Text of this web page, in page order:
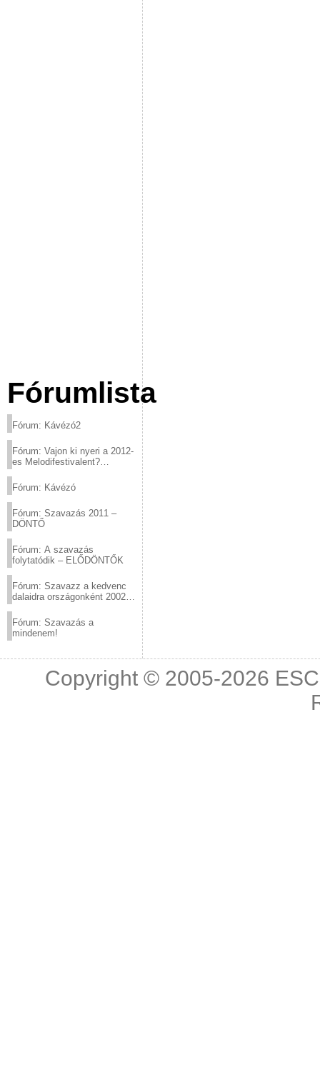
Fórumlista
Fórum: Kávézó2
Fórum: Vajon ki nyeri a 2012-
es Melodifestivalent?
Fórum: Kávézó
Fórum: Szavazás 2011 –
DÖNTŐ
Fórum: A szavazás
folytatódik – ELŐDÖNTŐK
Fórum: Szavazz a kedvenc
dalaidra országonként 2002
Fórum: Szavazás a
mindenem!
Copyright © 2005-2026